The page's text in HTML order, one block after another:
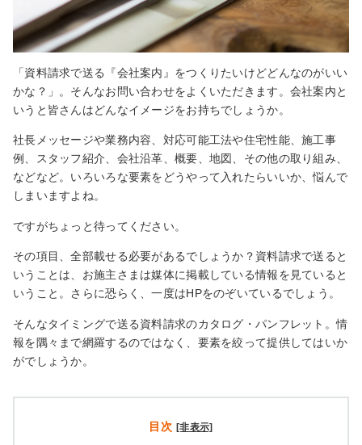
「資料請求で送る『会社案内』をつくりたいけどどんなのがいい
かな？」。そんなお問い合わせをよくいただきます。会社案内と
いうと皆さんはどんなイメージをお持ちでしょうか。
社長メッセージや業務内容、対応可能工法や住宅性能、施工事
例、スタッフ紹介、会社沿革、概要、地図、その他の取り組み、
などなど。いろいろな要素をどうやって入れたらいいか、悩んで
しまいますよね。
ですがちょっと待ってください。
その項目、全部載せる必要があるでしょうか？資料請求で送ると
いうことは、お施主さまは媒体に掲載している情報を見ていると
いうこと。さらに恐らく、一度はHPをのぞいているでしょう。
そんなタイミングで送る資料請求のカタログ・パンフレット。情
報を隅々まで網羅するのではなく、要素を絞って提供してはいか
がでしょうか。
目次 [非表示]